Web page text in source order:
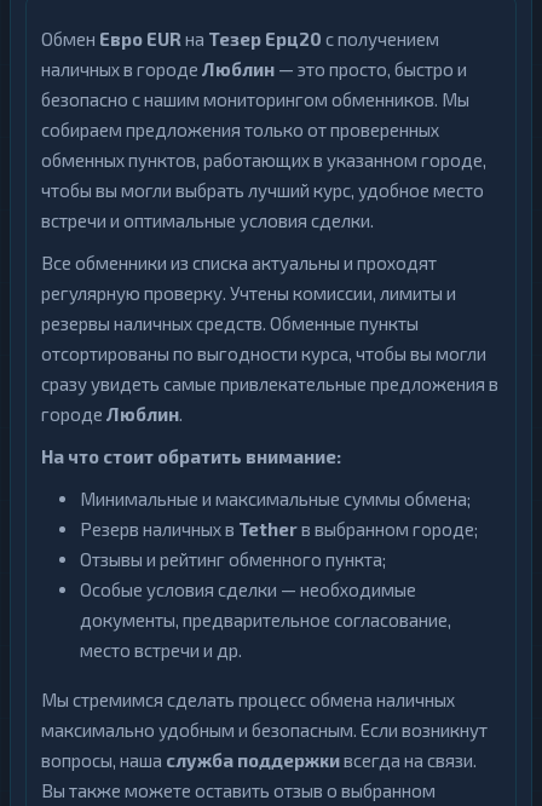
Обмен Евро EUR на Тезер Ерц20 с получением
наличных в городе Люблин — это просто, быстро и
безопасно с нашим мониторингом обменников. Мы
собираем предложения только от проверенных
обменных пунктов, работающих в указанном городе,
чтобы вы могли выбрать лучший курс, удобное место
встречи и оптимальные условия сделки.
Все обменники из списка актуальны и проходят
регулярную проверку. Учтены комиссии, лимиты и
резервы наличных средств. Обменные пункты
отсортированы по выгодности курса, чтобы вы могли
сразу увидеть самые привлекательные предложения в
городе Люблин.
На что стоит обратить внимание:
Минимальные и максимальные суммы обмена;
Резерв наличных в Tetherв выбранном городе;
Отзывы и рейтинг обменного пункта;
Особые условия сделки — необходимые
документы, предварительное согласование,
место встречи и др.
Мы стремимся сделать процесс обмена наличных
максимально удобным и безопасным. Если возникнут
вопросы, наша служба поддержкивсегда на связи.
Вы также можете оставить отзыв о выбранном